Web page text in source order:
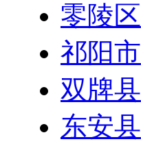
零陵区
祁阳市
双牌县
东安县